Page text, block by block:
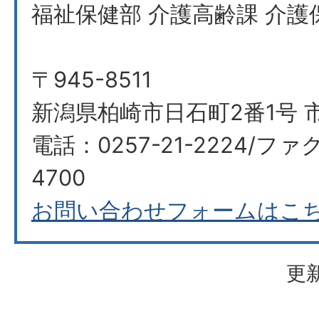
福祉保健部 介護高齢課 介護
〒945-8511
新潟県柏崎市日石町2番1号
電話：0257-21-2224/ファ
4700
お問い合わせフォームはこ
更